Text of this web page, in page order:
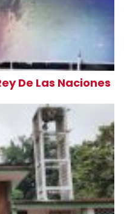
De Las Naciones